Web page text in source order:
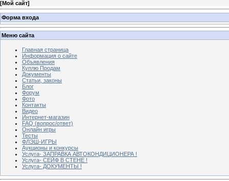
[Мой сайт]
Форма входа
Меню сайта
Главная страница
Информация о сайте
Объявления
Куплю Продам
Документы
Статьи, законы
Блог
Форум
Фото
Контакты
Видео
Интернет-магазин
FAQ (вопрос/ответ)
Онлайн игры
Тесты
ФЛЭШ-ИГРЫ
Аукционы и конкурсы
Услуга- ЗАПРАВКА АВТОКОНДИЦИОНЕРА !
Услуга- СЕЙФ В СТЕНЕ !
Услуга- ДОКУМЕНТЫ !